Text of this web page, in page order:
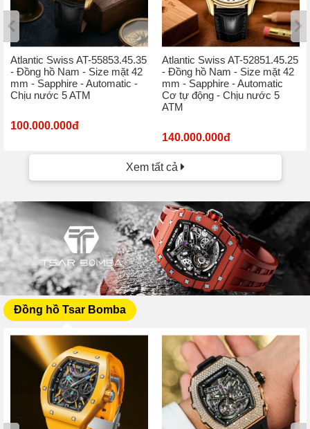
Atlantic Swiss AT-55853.45.35
- Đồng hồ Nam - Size mặt 42
mm - Sapphire - Automatic -
Chịu nước 5 ATM
100.000.000đ
Atlantic Swiss AT-52851.45.25
- Đồng hồ Nam - Size mặt 42
mm - Sapphire - Automatic
Cơ tự động - Chịu nước 5
ATM
140.000.000đ
Xem tất cả
Đồng hồ Tsar Bomba